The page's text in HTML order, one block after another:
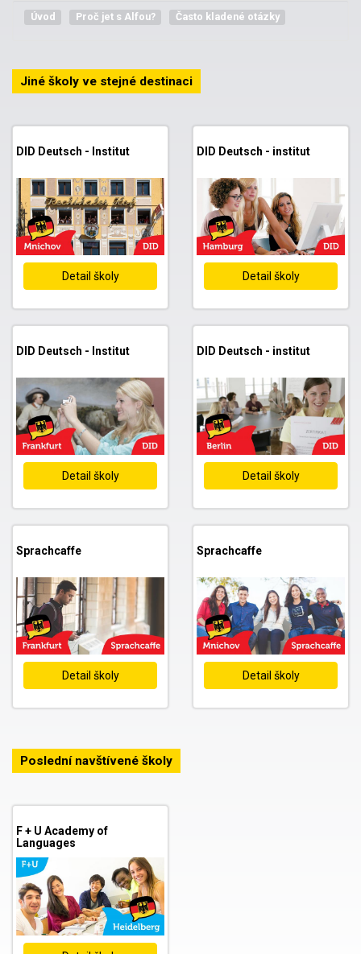
Úvod Proč jet s Alfou? Často kladené otázky
Jiné školy ve stejné destinaci
DID Deutsch - Institut
Detail školy
DID Deutsch - institut
Detail školy
DID Deutsch - Institut
Detail školy
DID Deutsch - institut
Detail školy
Sprachcaffe
Detail školy
Sprachcaffe
Detail školy
Poslední navštívené školy
F + U Academy of
Languages